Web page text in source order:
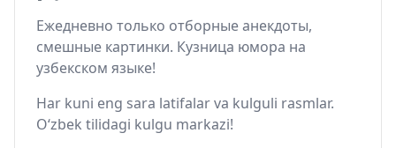
Ежедневно только отборные анекдоты,
смешные картинки. Кузница юмора на
узбекском языке!
Har kuni eng sara latifalar va kulguli rasmlar.
O‘zbek tilidagi kulgu markazi!